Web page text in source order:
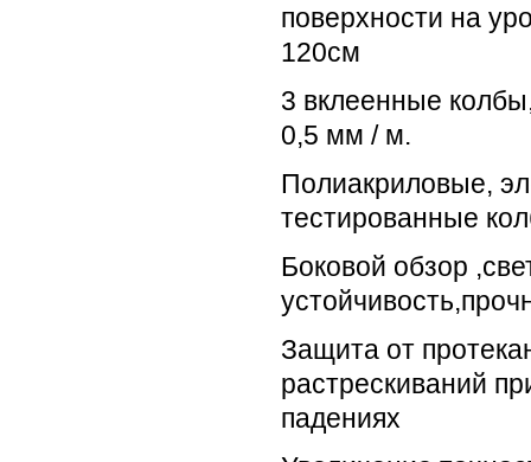
поверхности на
120см
3 вклеенные
0,5 мм / м.
Полиакриловые,
тестированные
Боковой обзор
Защита от
растрескиваний
падениях